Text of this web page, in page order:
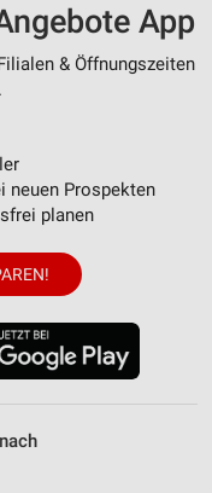
App
& Öffnungszeiten
neuen Prospekten
planen